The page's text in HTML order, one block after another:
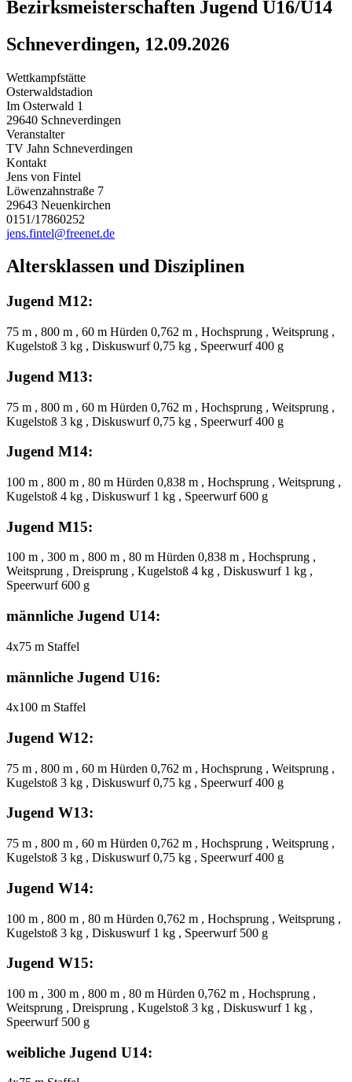
Bezirksmeisterschaften Jugend U16/U14
Schneverdingen, 12.09.2026
Wettkampfstätte
Osterwaldstadion
Im Osterwald 1
29640 Schneverdingen
Veranstalter
TV Jahn Schneverdingen
Kontakt
Jens von Fintel
Löwenzahnstraße 7
29643 Neuenkirchen
0151/17860252
jens.fintel@freenet.de
Altersklassen und Disziplinen
Jugend M12:
75 m , 800 m , 60 m Hürden 0,762 m , Hochsprung , Weitsprung ,
Kugelstoß 3 kg , Diskuswurf 0,75 kg , Speerwurf 400 g
Jugend M13:
75 m , 800 m , 60 m Hürden 0,762 m , Hochsprung , Weitsprung ,
Kugelstoß 3 kg , Diskuswurf 0,75 kg , Speerwurf 400 g
Jugend M14:
100 m , 800 m , 80 m Hürden 0,838 m , Hochsprung , Weitsprung ,
Kugelstoß 4 kg , Diskuswurf 1 kg , Speerwurf 600 g
Jugend M15:
100 m , 300 m , 800 m , 80 m Hürden 0,838 m , Hochsprung ,
Weitsprung , Dreisprung , Kugelstoß 4 kg , Diskuswurf 1 kg ,
Speerwurf 600 g
männliche Jugend U14:
4x75 m Staffel
männliche Jugend U16:
4x100 m Staffel
Jugend W12:
75 m , 800 m , 60 m Hürden 0,762 m , Hochsprung , Weitsprung ,
Kugelstoß 3 kg , Diskuswurf 0,75 kg , Speerwurf 400 g
Jugend W13:
75 m , 800 m , 60 m Hürden 0,762 m , Hochsprung , Weitsprung ,
Kugelstoß 3 kg , Diskuswurf 0,75 kg , Speerwurf 400 g
Jugend W14:
100 m , 800 m , 80 m Hürden 0,762 m , Hochsprung , Weitsprung ,
Kugelstoß 3 kg , Diskuswurf 1 kg , Speerwurf 500 g
Jugend W15:
100 m , 300 m , 800 m , 80 m Hürden 0,762 m , Hochsprung ,
Weitsprung , Dreisprung , Kugelstoß 3 kg , Diskuswurf 1 kg ,
Speerwurf 500 g
weibliche Jugend U14: